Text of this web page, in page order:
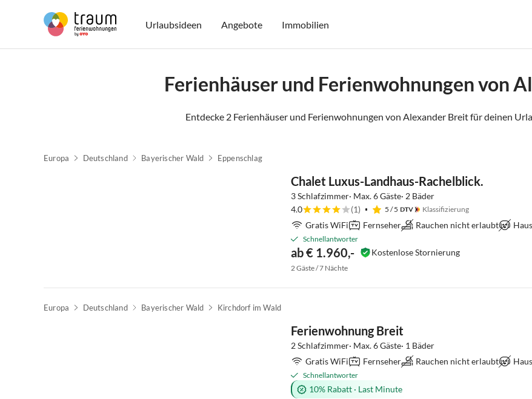
Urlaubsideen Angebote Immobilien
Ferienhäuser und Ferienwohnungen von
Entdecke 2 Ferienhäuser und Ferienwohnungen von Alexander Breit für deinen
Europa Deutschland Bayerischer Wald Eppenschlag
Chalet Luxus-Landhaus-Rachelblick.
3 Schlafzimmer· Max. 6 Gäste· 2 Bäder
4.0
(1) 5 / 5 Klassifizierung
Gratis WiFi Fernseher Rauchen nicht erlaubt
Schnellantworter
ab € 1.960,- Kostenlose Stornierung
2 Gäste / 7 Nächte
Europa Deutschland Bayerischer Wald Kirchdorf im Wald
Ferienwohnung Breit
2 Schlafzimmer· Max. 6 Gäste· 1 Bäder
Gratis WiFi
Fernseher Rauchen nicht erlaubt
Schnellantworter
10% Rabatt · Last Minute